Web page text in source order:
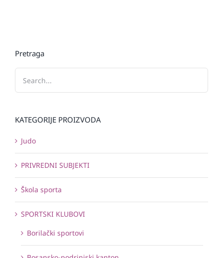
Pretraga
KATEGORIJE PROIZVODA
Judo
PRIVREDNI SUBJEKTI
Škola sporta
SPORTSKI KLUBOVI
Borilački sportovi